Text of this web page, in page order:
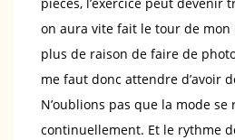
on aura vite fait le tour de mon
plus de raison de faire de
me faut donc attendre d’avoir
N’oublions pas que la mode se
continuellement. Et le rythme